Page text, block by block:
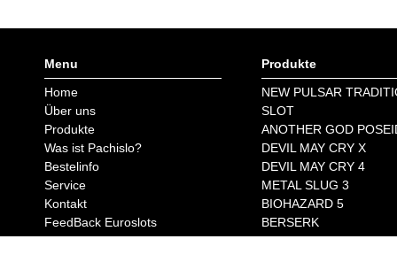
Menu
Home
Über uns
Produkte
Was ist Pachislo?
Bestelinfo
Service
Kontakt
FeedBack Euroslots
Produkte
NEW PULSAR
SLOT
ANOTHER GOD
DEVIL MAY CRY X
DEVIL MAY CRY 4
METAL SLUG 3
BIOHAZARD 5
BERSERK